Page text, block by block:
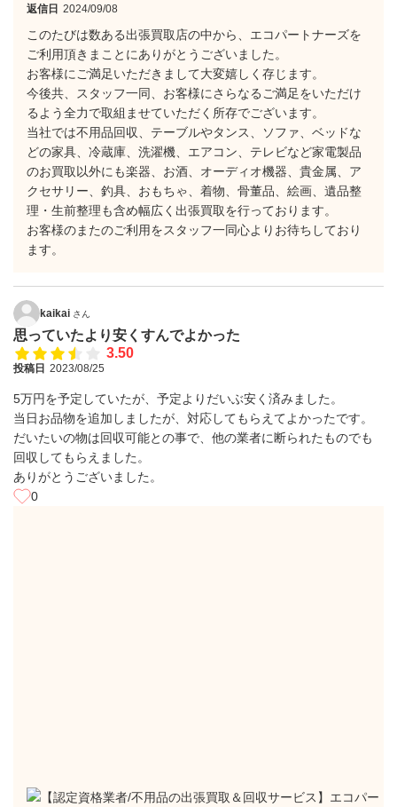
返信日 2024/09/08
このたびは数ある出張買取店の中から、エコパートナーズを
ご利用頂きまことにありがとうございました。
お客様にご満足いただきまして大変嬉しく存じます。
今後共、スタッフ一同、お客様にさらなるご満足をいただけ
るよう全力で取組ませていただく所存でございます。
当社では不用品回収、テーブルやタンス、ソファ、ベッドな
どの家具、冷蔵庫、洗濯機、エアコン、テレビなど家電製品
のお買取以外にも楽器、お酒、オーディオ機器、貴金属、ア
クセサリー、釣具、おもちゃ、着物、骨董品、絵画、遺品整
理・生前整理も含め幅広く出張買取を行っております。
お客様のまたのご利用をスタッフ一同心よりお待ちしており
ます。
kaikai さん
思っていたより安くすんでよかった
3.50
投稿日 2023/08/25
5万円を予定していたが、予定よりだいぶ安く済みました。
当日お品物を追加しましたが、対応してもらえてよかったです。
だいたいの物は回収可能との事で、他の業者に断られたものでも
回収してもらえました。
ありがとうございました。
0